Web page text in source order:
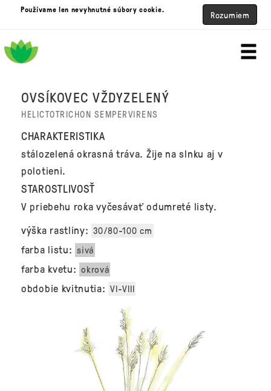
Používame len nevyhnutné súbory cookie. Rozumiem
OVSÍKOVEC VŽDYZELENÝ
HELICTOTRICHON SEMPERVIRENS
CHARAKTERISTIKA
stálozelená okrasná tráva. Žije na slnku aj v
polotieni.
STAROSTLIVOSŤ
V priebehu roka vyčesávať odumreté listy.
výška rastliny: 30/80-100 cm
farba listu: sivá
farba kvetu: okrová
obdobie kvitnutia: VI-VIII